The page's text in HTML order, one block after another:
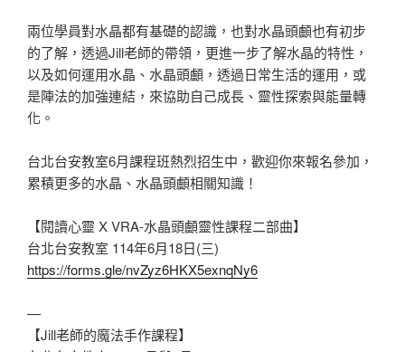
兩位學員對水晶都有基礎的認識，也對水晶頭顱也有初步
的了解，透過Jill老師的帶領，更進一步了解水晶的特性，
以及如何運用水晶、水晶頭顱，透過日常生活的運用，或
是陣法的加強連結，來協助自己成長、靈性探索與能量轉
化。
台北台安教室6月課程班熱烈招生中，歡迎你來報名參加，
累積更多的水晶、水晶頭顱相關知識！
【閱讀心靈 X VRA-水晶頭顱靈性課程二部曲】
台北台安教室 114年6月18日(三)
https://forms.gle/nvZyz6HKX5exnqNy6
—
【Jill老師的魔法手作課程】